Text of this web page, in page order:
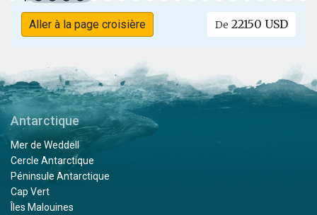
Aller à la page croisière De 22150 USD
Antarctique
Mer de Weddell
Cercle Antarctique
Péninsule Antarctique
Cap Vert
Îles Malouines